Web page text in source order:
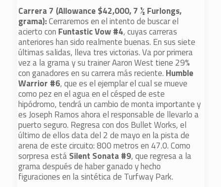
Carrera 7 (Allowance $42,000, 7 ½ Furlongs,
grama):Cerraremos en el intento de buscar el
acierto con Funtastic Vow #4, cuyas carreras
anteriores han sido realmente buenas. En sus siete
últimas salidas, lleva tres victorias. Va por primera
vez a la grama y su trainer Aaron West tiene 29%
con ganadores en su carrera más reciente. Humble
Warrior #6, que es el ejemplar el cual se mueve
como pez en el agua en el césped de este
hipódromo, tendrá un cambio de monta importante y
es Joseph Ramos ahora el responsable de llevarlo a
puerto seguro. Regresa con dos Bullet Works, el
último de ellos data del 2 de mayo en la pista de
arena de este circuito: 800 metros en 47.0. Como
sorpresa estáSilent Sonata #9, que regresa a la
grama después de haber ganado y hecho
figuraciones en la sintética de Turfway Park.